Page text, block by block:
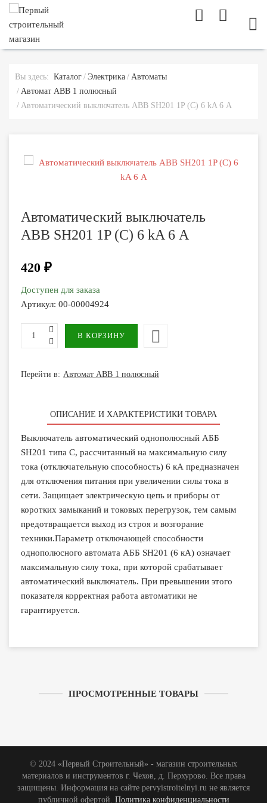
Вы здесь: Каталог Электрика
Автоматы
Автомат ABB 1 полюсный
Автоматический выключатель ABB SH201 1P (C) 6 kA 6 А
Автоматический выключатель
ABB SH201 1P (C) 6 kA 6 А
420 ₽
Доступен для заказа
Артикул: 00-00004924
Перейти в: Автомат ABB 1 полюсный
ОПИСАНИЕ И ХАРАКТЕРИСТИКИ ТОВАРА
Выключатель автоматический однополюсный АББ
SH201 типа C, рассчитанный на максимальную силу
тока (отключательную способность) 6 кА предназначен
для отключения питания при увеличении силы тока в
сети. Защищает электрическую цепь и приборы от
коротких замыканий и токовых перегрузок, тем самым
предотвращается выход из строя и возгорание
техники.Параметр отключающей способности
однополюсного автомата АББ SH201 (6 кА) означает
максимальную силу тока, при которой срабатывает
автоматический выключатель. При превышении этого
показателя корректная работа автоматики не
гарантируется.
ПРОСМОТРЕННЫЕ ТОВАРЫ
© 2024 «Первый Строительный» - магазин строительных
материалов и инструментов г. Чехов, д. Перхурово. Все права
защищены. Информация на сайте pervyistroitelnyi.ru не является
публичной офертой. Политика конфиденциальности